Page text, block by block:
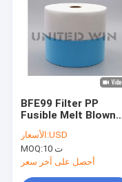
BFE99 Filter PP
Fusible Melt Blown
Filter Fabric لقناع
الوجه الأسعار:USD
MOQ:
10 ت
أحصل على آخر سعر